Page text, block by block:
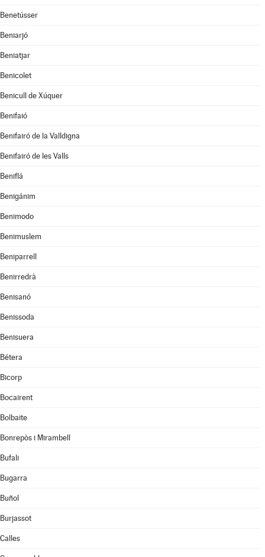
Benetússer
Beniarjó
Beniatjar
Benicolet
Benicull de Xúquer
Benifaió
Benifairó de la Valldigna
Benifairó de les Valls
Beniflá
Benigánim
Benimodo
Benimuslem
Beniparrell
Benirredrà
Benisanó
Benissoda
Benisuera
Bétera
Bicorp
Bocairent
Bolbaite
Bonrepòs i Mirambell
Bufali
Bugarra
Buñol
Burjassot
Calles